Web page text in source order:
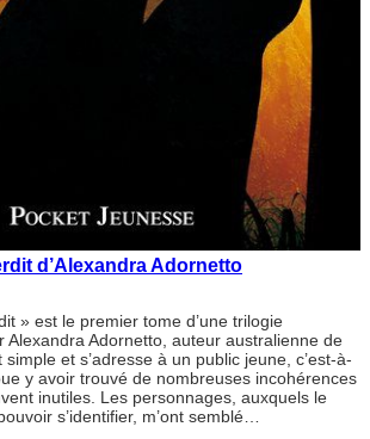
d’Alexandra Adornetto
» est le premier tome d’une trilogie
Alexandra Adornetto, auteur australienne de
simple et s’adresse à un public jeune, c’est-à-
y avoir trouvé de nombreuses incohérences
inutiles. Les personnages, auxquels le
s’identifier, m’ont semblé…